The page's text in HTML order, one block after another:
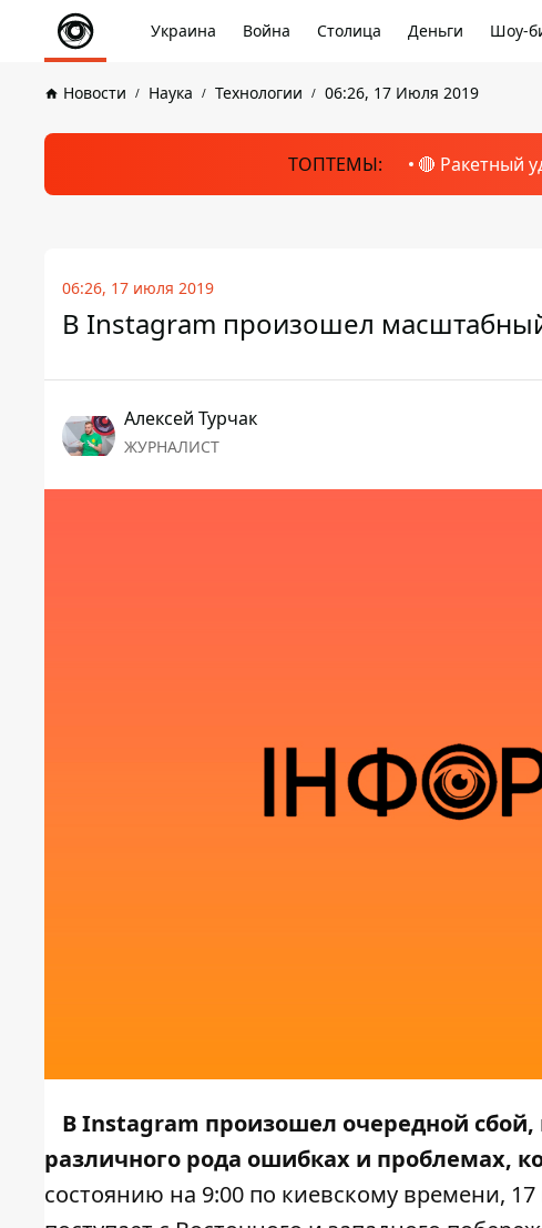
Украина Война Столица Деньги Шоу-
Новости Наука Технологии 06:26, 17 Июля 2019
ТОПТЕМЫ: 🔴 Ракетный
06:26, 17 июля 2019
В Instagram произошел
Алексей Турчак
ЖУРНАЛИСТ
В Instagram произошел очередной
различного рода ошибках и проблемах,
состоянию на 9:00 по киевскому времени,